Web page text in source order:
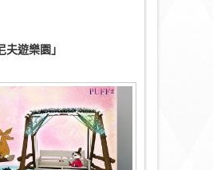
夫遊樂園」